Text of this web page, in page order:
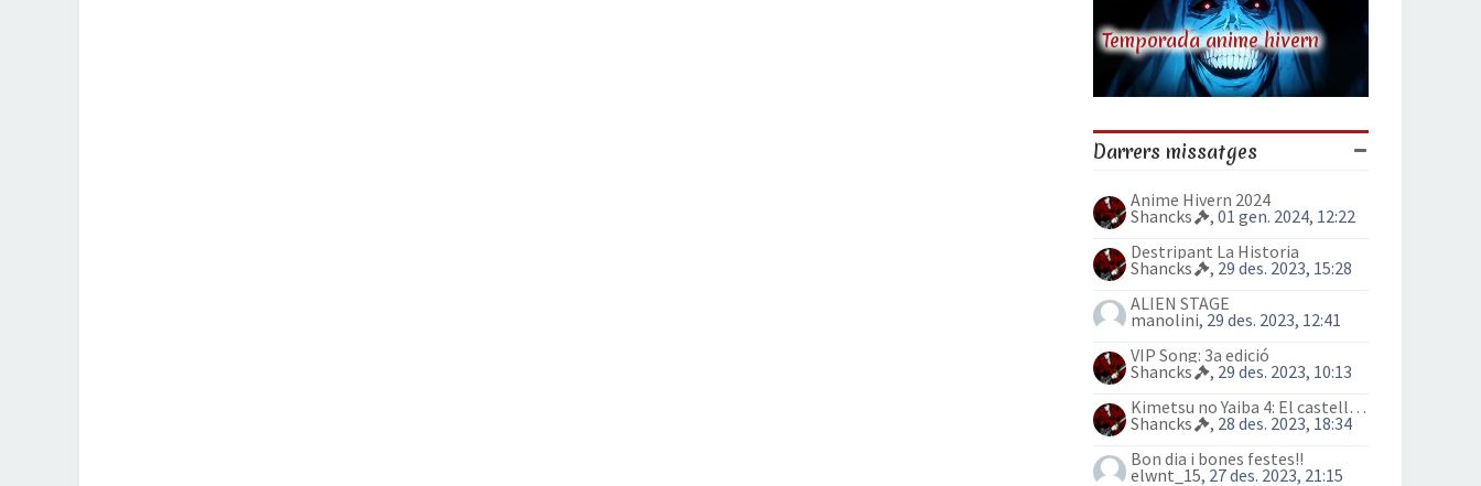
Temporada anime hivern
Darrers missatges
Anime Hivern 2024
Shancks
, 01 gen. 2024, 12:22
Destripant La Historia
Shancks
, 29 des. 2023, 15:28
ALIEN STAGE
manolini, 29 des. 2023, 12:41
VIP Song: 3a edició
Shancks
, 29 des. 2023, 10:13
Kimetsu no Yaiba 4: El castell Infinit
Shancks
, 28 des. 2023, 18:34
Bon dia i bones festes!!
elwnt_15, 27 des. 2023, 21:15